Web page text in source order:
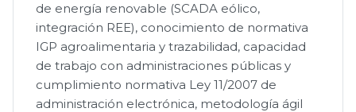
de energía renovable (SCADA eólico,
integración REE), conocimiento de normativa
IGP agroalimentaria y trazabilidad, capacidad
de trabajo con administraciones públicas y
cumplimiento normativa Ley 11/2007 de
administración electrónica, metodología ágil